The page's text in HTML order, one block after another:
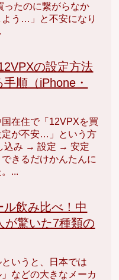
ったのに繋がらなか
よう…」と不安になり
の設定方法
順（iPhone・
在住で「12VPXを買
定が不安…」という方
込み → 設定 → 安定
きるだけかんたんに
...
飲み比べ！中
が驚いた7種類の
いうと、日本では
」などの大きなメーカ